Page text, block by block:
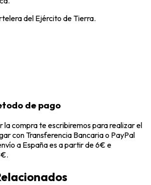
del Ejército de Tierra.
de pago
la compra te escribiremos para realizar el
con Transferencia Bancaria o PayPal
a España es a partir de 6€ e